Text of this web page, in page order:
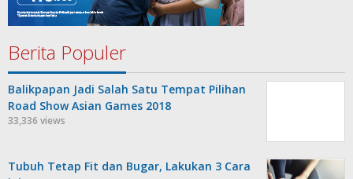
Berita Populer
Balikpapan Jadi Salah Satu Tempat Pilihan
Road Show Asian Games 2018
33,336 views
Tubuh Tetap Fit dan Bugar, Lakukan 3 Cara